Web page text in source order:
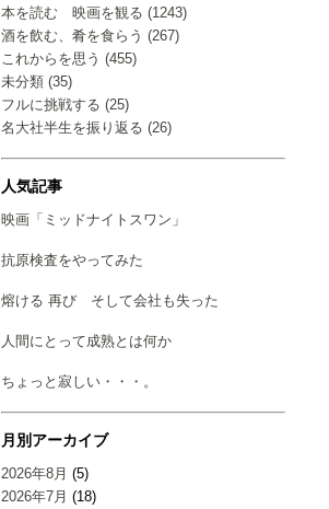
本を読む 映画を観る (1243)
酒を飲む、肴を食らう (267)
これからを思う (455)
未分類 (35)
フルに挑戦する (25)
名大社半生を振り返る (26)
人気記事
映画「ミッドナイトスワン」
抗原検査をやってみた
熔ける 再び そして会社も失った
人間にとって成熟とは何か
ちょっと寂しい・・・。
月別アーカイブ
2026年8月 (5)
2026年7月 (18)